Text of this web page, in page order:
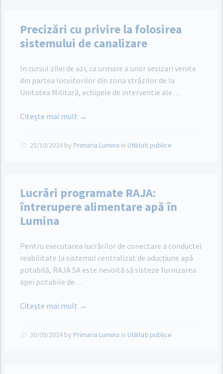
Precizări cu privire la folosirea
sistemului de canalizare
In cursul zilei de azi, ca urmare a unor sesizari venite
din partea locuitorilor din zona străzilor de la
Unitatea Militară, echipele de interventie ale…
Citește mai mult →
25/10/2024 by Primaria Lumina in Utilitati publice
Lucrări programate RAJA:
întrerupere alimentare apă în
Lumina
Pentru executarea lucrărilor de conectare a conductei
reabilitate la sistemul centralizat de aducțiune apă
potabilă, RAJA SA este nevoită să sisteze furnizarea
apei potabile de…
Citește mai mult →
30/09/2024 by Primaria Lumina in Utilitati publice